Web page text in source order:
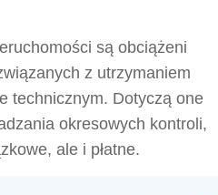
są obciążeni
z utrzymaniem
technicznym. Dotyczą one
okresowych kontroli,
ale i płatne.